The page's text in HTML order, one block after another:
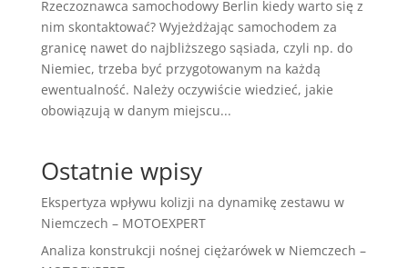
Rzeczoznawca samochodowy Berlin kiedy warto się z
nim skontaktować? Wyjeżdżając samochodem za
granicę nawet do najbliższego sąsiada, czyli np. do
Niemiec, trzeba być przygotowanym na każdą
ewentualność. Należy oczywiście wiedzieć, jakie
obowiązują w danym miejscu...
Ostatnie wpisy
Ekspertyza wpływu kolizji na dynamikę zestawu w
Niemczech – MOTOEXPERT
Analiza konstrukcji nośnej ciężarówek w Niemczech –